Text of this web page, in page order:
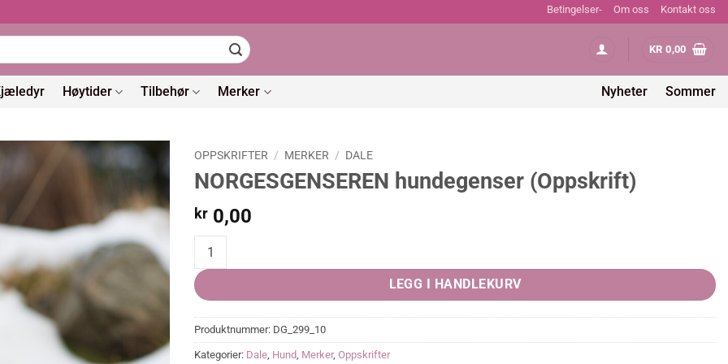
Betingelser- Om oss Kontakt oss
KR 0,00
Høytider Tilbehør Merker Nyheter Sommer
OPPSKRIFTER / MERKER / DALE
NORGESGENSEREN hundegenser (Oppskrift)
kr 0,00
NORGESGENSEREN hundegenser (Oppskrift) quantity
LEGG I HANDLEKURV
Produktnummer: DG_299_10
Kategorier: Dale, Hund, Merker, Oppskrifter